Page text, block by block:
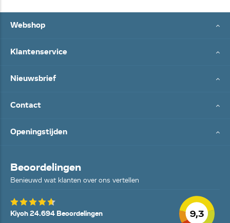
Webshop
Klantenservice
Nieuwsbrief
Contact
Openingstijden
Beoordelingen
Benieuwd wat klanten over ons vertellen
9,3
Kiyoh 24.694 Beoordelingen